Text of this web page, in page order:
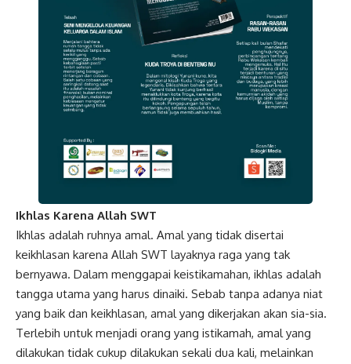
Ikhlas Karena Allah SWT
Ikhlas adalah ruhnya amal. Amal yang tidak disertai
keikhlasan karena Allah SWT layaknya raga yang tak
bernyawa. Dalam menggapai keistikamahan, ikhlas adalah
tangga utama yang harus dinaiki. Sebab tanpa adanya niat
yang baik dan keikhlasan, amal yang dikerjakan akan sia-sia.
Terlebih untuk menjadi orang yang istikamah, amal yang
dilakukan tidak cukup dilakukan sekali dua kali, melainkan